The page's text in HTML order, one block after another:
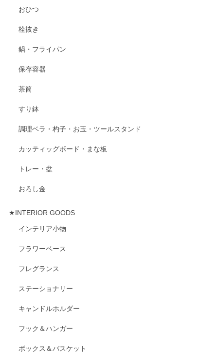
おひつ
栓抜き
鍋・フライパン
保存容器
茶筒
すり鉢
調理ベラ・杓子・お玉・ツールスタンド
カッティッグボード・まな板
トレー・盆
おろし金
★INTERIOR GOODS
インテリア小物
フラワーベース
フレグランス
ステーショナリー
キャンドルホルダー
フック＆ハンガー
ボックス＆バスケット